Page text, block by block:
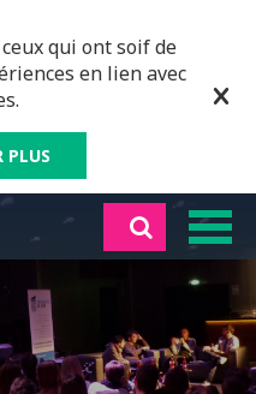
qui ont soif de
en lien avec
PLUS